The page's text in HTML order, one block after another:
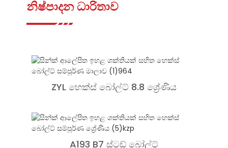
නිෂ්පාදන ධාරිතාව
ZYL හෙක්ස් බෝල්ට් 8.8 ශ්‍රේණිය
A193 B7 ස්ටඩ් බෝල්ට්